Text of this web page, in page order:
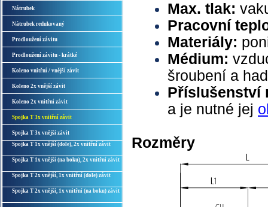
Nátrubek
Nátrubek redukovaný
Prodloužení závitu
Prodloužení závitu - krátké
Koleno vnitřní / vnější závit
Koleno 2x vnější závit
Koleno 2x vnitřní závit
Spojka T 3x vnitřní závit
Spojka T 3x vnější závit
Spojka T 1x vnější (dole), 2x vnitřní závit
Spojka T 1x vnější (na boku), 2x vnitřní závit
Spojka T 2x vnější, 1x vnitřní (dole) závit
Spojka T 2x vnější, 1x vnitřní (na boku) závit
Max. tlak:
Pracovní
Materiály:
Médium:
šroubení a
Příslušenství
a je nutné jej
Rozměry